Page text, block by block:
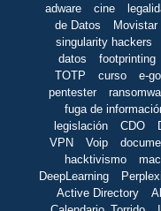
adware
cine
de Datos
Movistar
singularity hackers
datos
footprinting
TOTP
curso e-
pentester
fuga de
legislación
CDO
VPN
Voip
hacktivismo
DeepLearning
Active Directory